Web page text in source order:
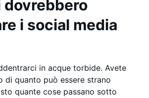
dovrebbero
i social media
in acque torbide. Avete
di quanto può essere strano
quante cose passano sotto